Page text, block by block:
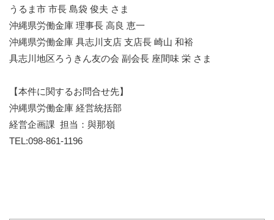
うるま市 市長 島袋 俊夫 さま
沖縄県労働金庫 理事長 高良 恵一
沖縄県労働金庫 具志川支店 支店長 崎山 和裕
具志川地区ろうきん友の会 副会長 座間味 栄 さま
【本件に関するお問合せ先】
沖縄県労働金庫 経営統括部
経営企画課 担当：與那嶺
TEL:098-861-1196